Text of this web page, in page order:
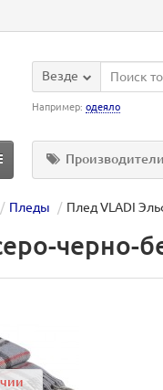
Везде
Например: одеяло
Производители
Пледы Плед VLADI
черно-